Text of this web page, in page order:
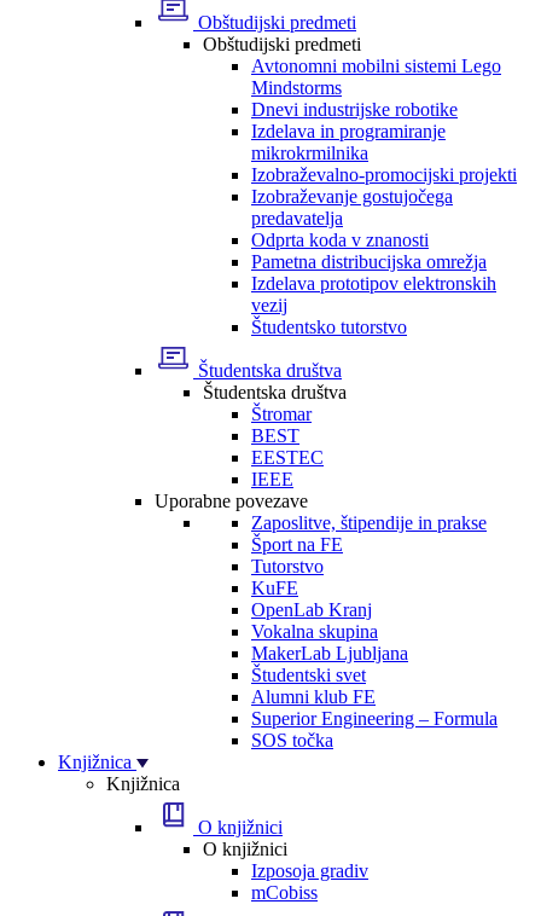
Obštudijski predmeti
Obštudijski predmeti
Avtonomni mobilni sistemi Lego
Mindstorms
Dnevi industrijske robotike
Izdelava in programiranje
mikrokrmilnika
Izobraževalno-promocijski projekti
Izobraževanje gostujočega
predavatelja
Odprta koda v znanosti
Pametna distribucijska omrežja
Izdelava prototipov elektronskih
vezij
Študentsko tutorstvo
Študentska društva
Študentska društva
Štromar
BEST
EESTEC
IEEE
Uporabne povezave
Zaposlitve, štipendije in prakse
Šport na FE
Tutorstvo
KuFE
OpenLab Kranj
Vokalna skupina
MakerLab Ljubljana
Študentski svet
Alumni klub FE
Superior Engineering – Formula
SOS točka
Knjižnica
Knjižnica
O knjižnici
O knjižnici
Izposoja gradiv
mCobiss